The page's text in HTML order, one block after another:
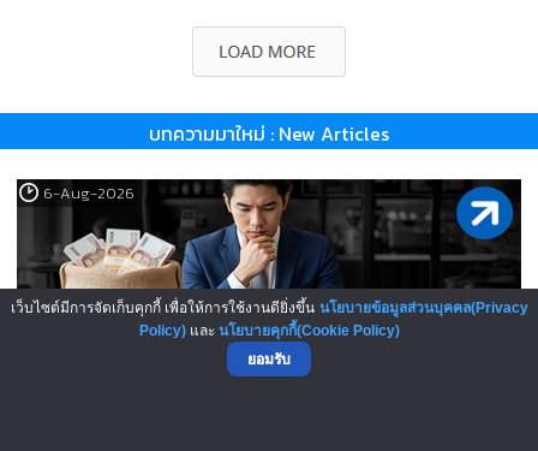
บทความมาใหม่ : New Articles
6-Aug-2026
เว็บไซต์มีการจัดเก็บคุกกี้ เพื่อให้การใช้งานดียิ่งขึ้น นโยบายข้อมูลส่วนบุคคล(Privacy
Policy)และ นโยบายคุกกี้(Cookie Policy)
ยอมรับ